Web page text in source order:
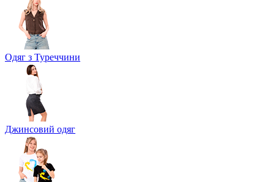
Одяг з Туреччини
Джинсовий одяг